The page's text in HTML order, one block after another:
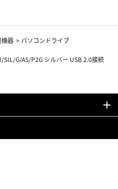
機器 > パソコンドライブ
SIL/G/AS/P2G シルバー USB 2.0接続